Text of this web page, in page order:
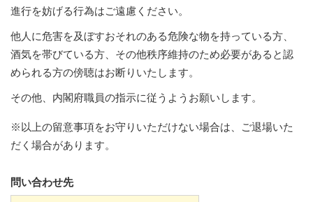
進行を妨げる行為はご遠慮ください。
他人に危害を及ぼすおそれのある危険な物を持っている方、
酒気を帯びている方、その他秩序維持のため必要があると認
められる方の傍聴はお断りいたします。
その他、内閣府職員の指示に従うようお願いします。
※以上の留意事項をお守りいただけない場合は、ご退場いた
だく場合があります。
問い合わせ先